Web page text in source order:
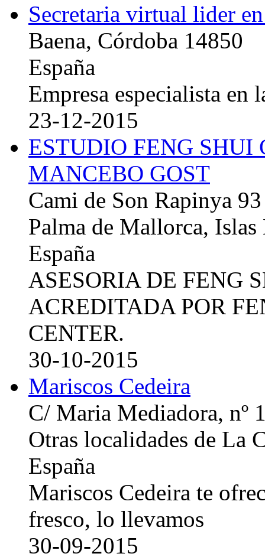
Secretaria virtual lider
Baena, Córdoba 14850
España
Empresa especialista en
23-12-2015
ESTUDIO FENG
MANCEBO GOST
Cami de Son Rapinya 93
Palma de Mallorca, Islas
España
ASESORIA DE FENG
ACREDITADA POR
CENTER.
30-10-2015
Mariscos Cedeira
C/ Maria Mediadora, nº
Otras localidades de La
España
Mariscos Cedeira te
fresco, lo llevamos
30-09-2015